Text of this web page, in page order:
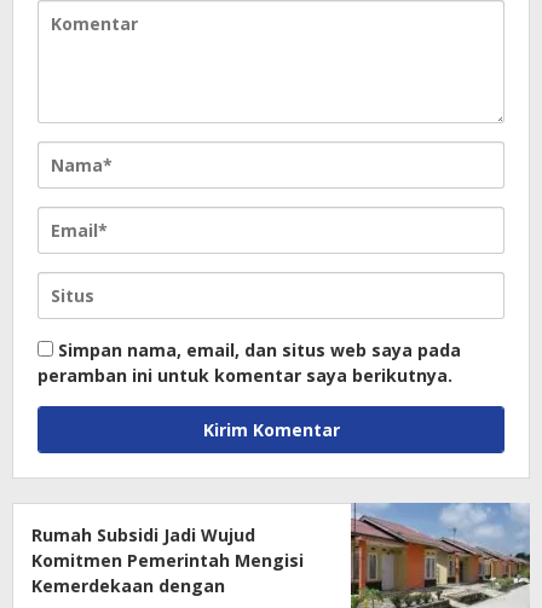
Simpan nama, email, dan situs web saya pada
peramban ini untuk komentar saya berikutnya.
Rumah Subsidi Jadi Wujud
Komitmen Pemerintah Mengisi
Kemerdekaan dengan